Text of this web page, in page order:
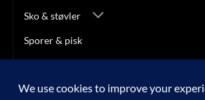
Sko & støvler
Sporer & pisk
Stevneklær
SALG